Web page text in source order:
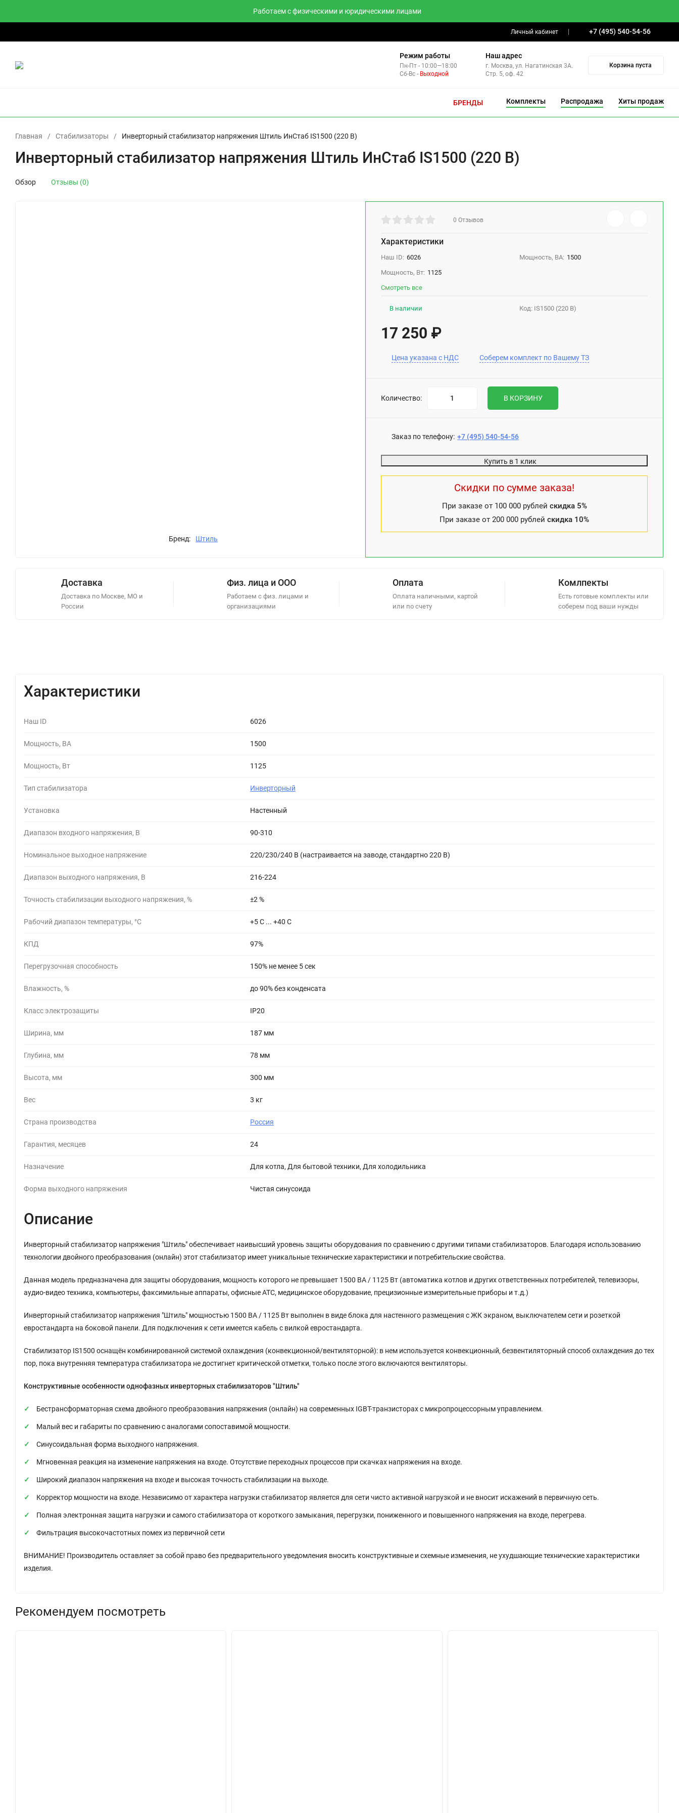
Работаем с физическими и юридическими лицами
Личный кабинет +7 (495) 540-54-56
Режим работы
Пн-Пт - 10:00—18:00
Сб-Вс - Выходной
Наш адрес
г. Москва, ул. Нагатинская 3А.
Стр. 5, оф. 42
Корзина пуста
БРЕНДЫ Комплекты Распродажа Хиты продаж
Главная / Стабилизаторы / Инверторный стабилизатор напряжения Штиль ИнСтаб IS1500 (220 В)
Инверторный стабилизатор напряжения Штиль ИнСтаб IS1500 (220 В)
Обзор Отзывы (0)
Бренд: Штиль
0 Отзывов
Характеристики
Наш ID: 6026 Мощность, ВА: 1500
Мощность, Вт: 1125
Смотреть все
Код: IS1500 (220 В)
В наличии
17 250 ₽
Цена указана с НДС Соберем комплект по Вашему ТЗ
Количество: В КОРЗИНУ
Заказ по телефону: +7 (495) 540-54-56
Купить в 1 клик
Скидки по сумме заказа!
При заказе от 100 000 рублей скидка 5%
При заказе от 200 000 рублейскидка 10%
Доставка
Доставка по Москве, МО и
России
Физ. лица и ООО
Работаем с физ. лицами и
организациями
Оплата
Оплата наличными, картой
или по счету
Комлпекты
Есть готовые комплекты или
соберем под ваши нужды
Характеристики
Наш ID 6026
Мощность, ВА 1500
Мощность, Вт 1125
Тип стабилизатора Инверторный
Установка Настенный
Диапазон входного напряжения, В 90-310
Номинальное выходное напряжение 220/230/240 В (настраивается на заводе, стандартно 220 В)
Диапазон выходного напряжения, В 216-224
Точность стабилизации выходного напряжения, % ±2 %
Рабочий диапазон температуры, °С +5 C ... +40 C
КПД 97%
Перегрузочная способность 150% не менее 5 сек
Влажность, % до 90% без конденсата
Класс электрозащиты IP20
Ширина, мм 187 мм
Глубина, мм 78 мм
Высота, мм 300 мм
Вес 3 кг
Страна производства Россия
Гарантия, месяцев 24
Назначение Для котла, Для бытовой техники, Для холодильника
Форма выходного напряжения Чистая синусоида
Описание
Инверторный стабилизатор напряжения "Штиль" обеспечивает наивысший уровень защиты оборудования по сравнению с другими типами стабилизаторов. Благодаря использованию
технологии двойного преобразования (онлайн) этот стабилизатор имеет уникальные технические характеристики и потребительские свойства.
Данная модель предназначена для защиты оборудования, мощность которого не превышает 1500 ВA / 1125 Вт (автоматика котлов и других ответственных потребителей, телевизоры,
аудио-видео техника, компьютеры, факсимильные аппараты, офисные АТС, медицинское оборудование, прецизионные измерительные приборы и т.д.)
Инверторный стабилизатор напряжения "Штиль" мощностью 1500 ВА / 1125 Вт выполнен в виде блока для настенного размещения с ЖК экраном, выключателем сети и розеткой
евростандарта на боковой панели. Для подключения к сети имеется кабель с вилкой евростандарта.
Стабилизатор IS1500 оснащён комбинированной системой охлаждения (конвекционной/вентиляторной): в нем используется конвекционный, безвентиляторный способ охлаждения до тех
пор, пока внутренняя температура стабилизатора не достигнет критической отметки, только после этого включаются вентиляторы.
Конструктивные особенности однофазных инверторных стабилизаторов "Штиль"
Бестрансформаторная схема двойного преобразования напряжения (онлайн) на современных IGBT-транзисторах с микропроцессорным управлением.
Малый вес и габариты по сравнению с аналогами сопоставимой мощности.
Синусоидальная форма выходного напряжения.
Мгновенная реакция на изменение напряжения на входе. Отсутствие переходных процессов при скачках напряжения на входе.
Широкий диапазон напряжения на входе и высокая точность стабилизации на выходе.
Корректор мощности на входе. Независимо от характера нагрузки стабилизатор является для сети чисто активной нагрузкой и не вносит искажений в первичную сеть.
Полная электронная защита нагрузки и самого стабилизатора от короткого замыкания, перегрузки, пониженного и повышенного напряжения на входе, перегрева.
Фильтрация высокочастотных помех из первичной сети
ВНИМАНИЕ! Производитель оставляет за собой право без предварительного уведомления вносить конструктивные и схемные изменения, не ухудшающие технические характеристики
изделия.
Рекомендуем посмотреть